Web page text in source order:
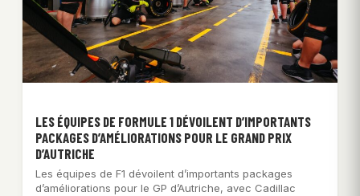
LES ÉQUIPES DE FORMULE 1 DÉVOILENT D’IMPORTANTS
PACKAGES D’AMÉLIORATIONS POUR LE GRAND PRIX
D’AUTRICHE
Les équipes de F1 dévoilent d’importants packages
d’améliorations pour le GP d’Autriche, avec Cadillac